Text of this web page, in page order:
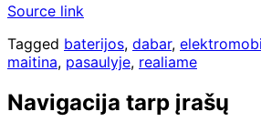
Source link
Tagged baterijos, dabar,
maitina, pasaulyje, realiame
Navigacija tarp įrašų